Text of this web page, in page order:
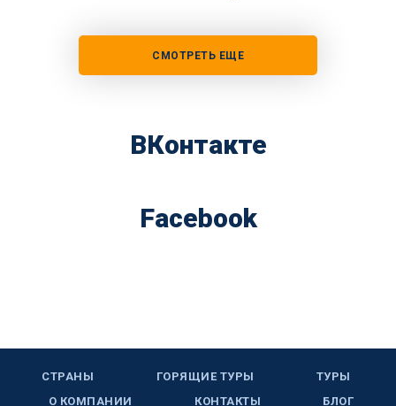
СМОТРЕТЬ ЕЩЕ
ВКонтакте
Facebook
СТРАНЫ ГОРЯЩИЕ ТУРЫ
ТУРЫ
О КОМПАНИИ
КОНТАКТЫ БЛОГ